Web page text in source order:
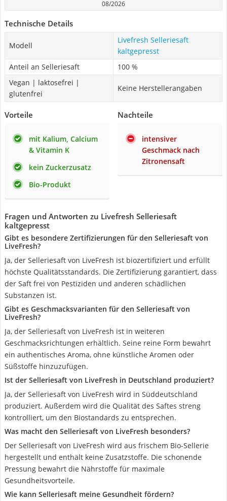
08/2026
Technische Details
Modell
Livefresh Selleriesaft
kaltgepresst
Anteil an Selleriesaft
100 %
Vegan | laktosefrei |
glutenfrei
Keine Herstellerangaben
Vorteile
mit Kalium, Calcium
& Vitamin K
kein Zuckerzusatz
Bio-Produkt
Nachteile
intensiver
Geschmack nach
Zitronensaft
Fragen und Antworten zu Livefresh Selleriesaft
kaltgepresst
Gibt es besondere Zertifizierungen für den Selleriesaft von
LiveFresh?
Ja, der Selleriesaft von LiveFresh ist biozertifiziert und erfüllt
höchste Qualitätsstandards. Die Zertifizierung garantiert, dass
der Saft frei von Pestiziden und anderen schädlichen
Substanzen ist.
Gibt es Geschmacksvarianten für den Selleriesaft von
LiveFresh?
Ja, der Selleriesaft von LiveFresh ist in weiteren
Geschmacksrichtungen erhältlich. Seine reine Form bewahrt
ein authentisches Aroma, ohne künstliche Aromen oder
Süßstoffe hinzuzufügen.
Ist der Selleriesaft von LiveFresh in Deutschland produziert?
Ja, der Selleriesaft von LiveFresh wird in Süddeutschland
produziert. Außerdem wird die Qualität des Saftes streng
kontrolliert, um den Biostandards zu entsprechen.
Was macht den Selleriesaft von LiveFresh besonders?
Der Selleriesaft von LiveFresh wird aus frischem Bio-Sellerie
hergestellt und enthält keine Zusatzstoffe. Die schonende
Pressung bewahrt die Nährstoffe für maximale
Gesundheitsvorteile.
Wie kann Selleriesaft meine Gesundheit fördern?